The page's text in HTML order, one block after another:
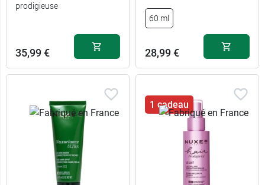
prodigieuse
35,99 €
60 ml
28,99 €
1 cadeau